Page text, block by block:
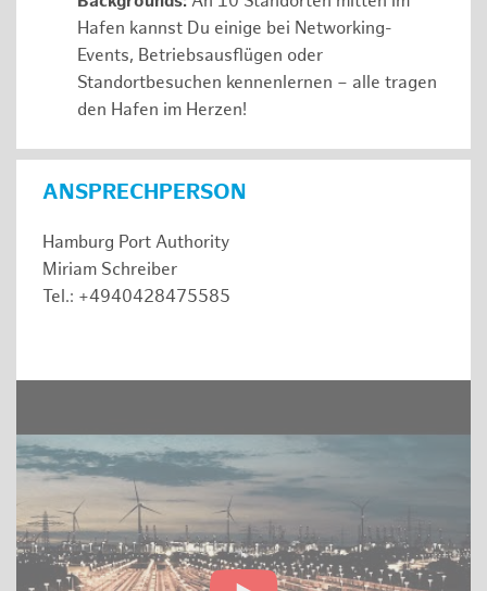
Hafen kannst Du einige bei Networking-
Events, Betriebsausflügen oder
Standortbesuchen kennenlernen – alle tragen
den Hafen im Herzen!
ANSPRECHPERSON
Hamburg Port Authority
Miriam Schreiber
Tel.: +4940428475585